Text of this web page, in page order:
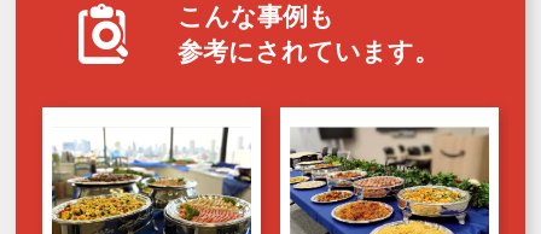
こんな事例も
参考にされています。